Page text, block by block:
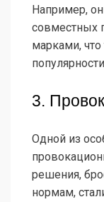
Например,
совместных
марками, что
3.
Одной из
решения,
нормам,